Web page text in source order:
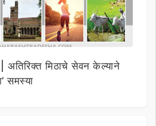
मिठाचे सेवन केल्याने
समस्या